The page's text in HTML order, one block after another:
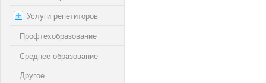
Услуги репетиторов
Профтехобразование
Среднее образование
Другое